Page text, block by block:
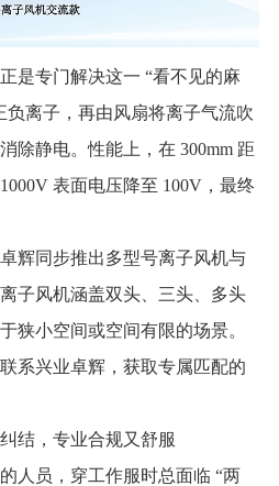
是专门解决这一 “看不见的麻
负离子，再由风扇将离子气流吹
除静电。性能上，在 300mm 距
表面电压降至 100V，最终
辉同步推出多型号离子风机与
子风机涵盖双头、三头、多头
狭小空间或空间有限的场景。
系兴业卓辉，获取专属匹配的
结，专业合规又舒服
人员，穿工作服时总面临 “两